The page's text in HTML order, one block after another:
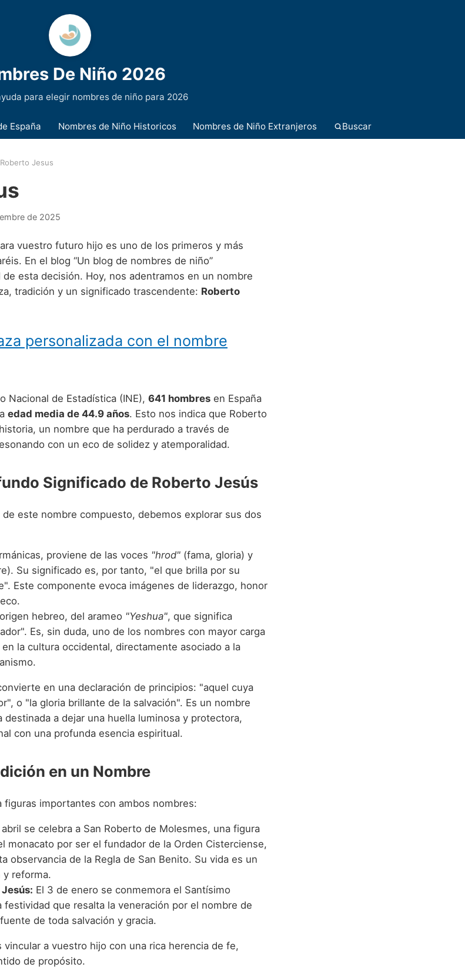
De Niño 2026
para elegir nombres de niño para 2026
España Nombres de Niño Historicos Nombres de Niño Extranjeros Buscar
Roberto Jesus
de 2025
vuestro futuro hijo es uno de los primeros y más
En el blog “Un blog de nombres de niño”
esta decisión. Hoy, nos adentramos en un nombre
tradición y un significado trascendente: Roberto
personalizada con el nombre
Nacional de Estadística (INE), 641 hombres en España
edad media de 44.9 años. Esto nos indica que Roberto
un nombre que ha perdurado a través de
con un eco de solidez y atemporalidad.
Significado de Roberto Jesús
de este nombre compuesto, debemos explorar sus dos
proviene de las voces "hrod" (fama, gloria) y
Su significado es, por tanto, "el que brilla por su
Este componente evoca imágenes de liderazgo, honor
hebreo, del arameo "Yeshua", que significa
Es, sin duda, uno de los nombres con mayor carga
la cultura occidental, directamente asociado a la
en una declaración de principios: "aquel cuya
o "la gloria brillante de la salvación". Es un nombre
destinada a dejar una huella luminosa y protectora,
con una profunda esencia espiritual.
en un Nombre
figuras importantes con ambos nombres:
abril se celebra a San Roberto de Molesmes, una figura
monacato por ser el fundador de la Orden Cisterciense,
observancia de la Regla de San Benito. Su vida es un
y reforma.
El 3 de enero se conmemora el Santísimo
festividad que resalta la veneración por el nombre de
de toda salvación y gracia.
a vuestro hijo con una rica herencia de fe,
de propósito.